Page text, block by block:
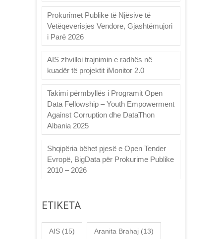
Prokurimet Publike të Njësive të
Vetëqeverisjes Vendore, Gjashtëmujori
i Parë 2026
AIS zhvilloi trajnimin e radhës në
kuadër të projektit iMonitor 2.0
Takimi përmbyllës i Programit Open
Data Fellowship – Youth Empowerment
Against Corruption dhe DataThon
Albania 2025
Shqipëria bëhet pjesë e Open Tender
Evropë, BigData për Prokurime Publike
2010 – 2026
ETIKETA
AIS (15) Aranita Brahaj (13)